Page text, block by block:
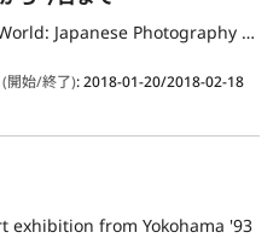
Gazing at the Contemporary World: Japanese Photography from the 1970s to the Present
開始/終了):2018-01-20/2018-02-18
exhibition from Yokohama '93